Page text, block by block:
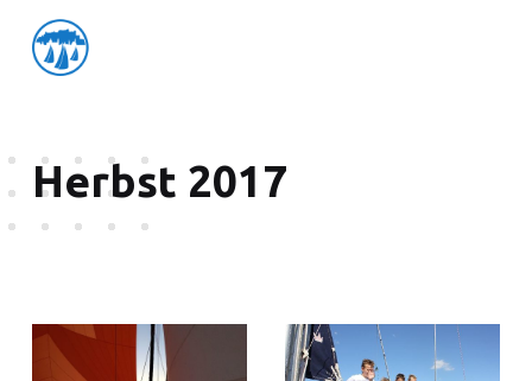
friedensflotte salzburg
Friedensflotte Salzburg
Herbst 2017